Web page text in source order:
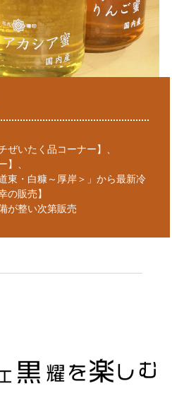
ぜいたく品コーナー】、
】、
東・白糠～厚岸＞」から最新冷
の販売】
が整い次第販売